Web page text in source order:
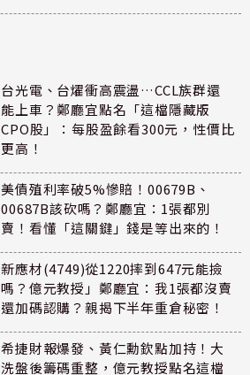
台光電、台燿衝高震盪…CCL族群還
能上車？鄭廳宜點名「這檔隱藏版
CPO股」：每股盈餘看300元，性價比
更高！
美債殖利率破5%慘賠！00679B、
00687B該砍嗎？鄭廳宜：1張都別
賣！看懂「這關鍵」錢是等出來的！
新應材(4749)從1220摔到647元能撿
嗎？億元教授」鄭廳宜：我1張都沒賣
還加碼認購？親揭下半年重倉秘密！
希捷財報爆發、黃仁勳欽點加持！大
洗盤後籌碼重整，億元教授點名這檔